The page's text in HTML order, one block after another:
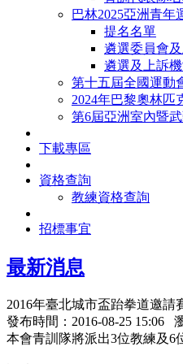
巴林2025亞洲青年
提名名單
遴選委員會
遴選及上訴機
第十五屆全國運動
2024年巴黎奧林匹
第6屆亞洲室內暨
下載專區
資格查詢
教練資格查詢
招標事宜
最新消息
2016年臺北城市盃跆拳道邀請
發布時間：2016-08-25 15:06
本會青訓隊將派出3位教練及6